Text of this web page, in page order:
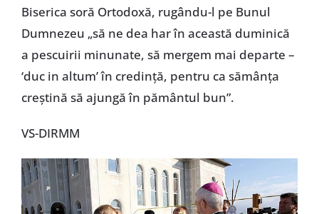
Biserica soră Ortodoxă, rugându-l pe Bunul
Dumnezeu „să ne dea har în această duminică
a pescuirii minunate, să mergem mai departe –
‘duc in altum’ în credinţă, pentru ca sămânţa
creştină să ajungă în pământul bun”.
VS-DIRMM